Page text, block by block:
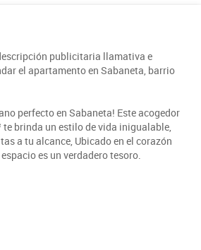
publicitaria llamativa e
el apartamento en Sabaneta, barrio
perfecto en Sabaneta! Este acogedor
te brinda un estilo de vida inigualable,
a tu alcance, Ubicado en el corazón
es un verdadero tesoro.